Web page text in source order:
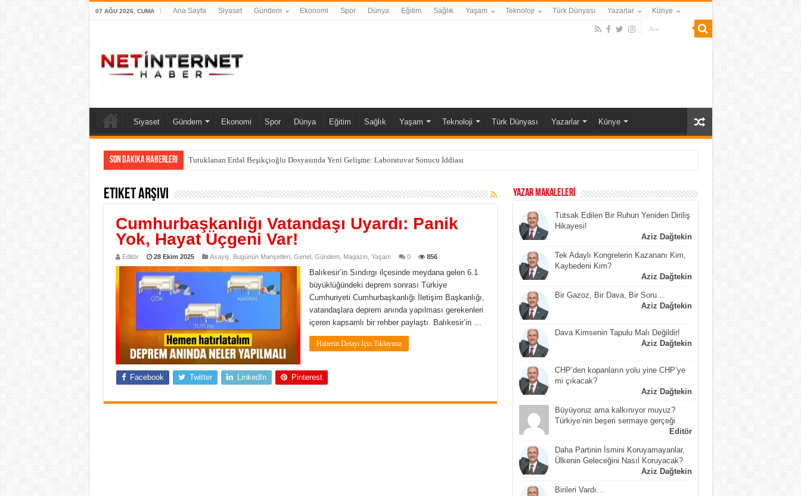
07 AĞU 2026, CUMA Ana Sayfa Siyaset Gündem Ekonomi Spor Dünya Eğitim Sağlık Yaşam Teknoloji Türk Dünyası Yazarlar Künye
Siyaset Gündem Ekonomi Spor Dünya Eğitim Sağlık Yaşam Teknoloji Türk Dünyası Yazarlar Künye
Son Dakika Haberleri Tutuklanan Erdal Beşikçioğlu Dosyasında Yeni Gelişme: Laboratuvar Sonucu İddiası
Etiket Arşivi
Cumhurbaşkanlığı Vatandaşı Uyardı: Panik
Yok, Hayat Üçgeni Var!
Editör 28 Ekim 2025 Asayiş Bugünün Manşetleri, Genel, Gündem, Magazin, Yaşam 0 856
Balıkesir’in Sındırgı ilçesinde meydana gelen 6.1
büyüklüğündeki deprem sonrası Türkiye
Cumhuriyeti Cumhurbaşkanlığı İletişim Başkanlığı,
vatandaşlara deprem anında yapılması gerekenleri
içeren kapsamlı bir rehber paylaştı. Balıkesir’in …
Haberin Detayı İçin Tıklayınız
Facebook Twitter LinkedIn Pinterest
YAZAR MAKALELERİ
Tutsak Edilen Bir Ruhun Yeniden Diriliş
Hikayesi!
Aziz Dağtekin
Tek Adaylı Kongrelerin Kazananı Kim,
Kaybedeni Kim?
Aziz Dağtekin
Bir Gazoz, Bir Dava, Bir Soru…
Aziz Dağtekin
Dava Kimsenin Tapulu Malı Değildir!
Aziz Dağtekin
CHP’den kopanların yolu yine CHP’ye
mi çıkacak?
Aziz Dağtekin
Büyüyoruz ama kalkınıyor muyuz?
Türkiye’nin beşeri sermaye gerçeği
Editör
Daha Partinin İsmini Koruyamayanlar,
Ülkenin Geleceğini Nasıl Koruyacak?
Aziz Dağtekin
Birileri Vardı…